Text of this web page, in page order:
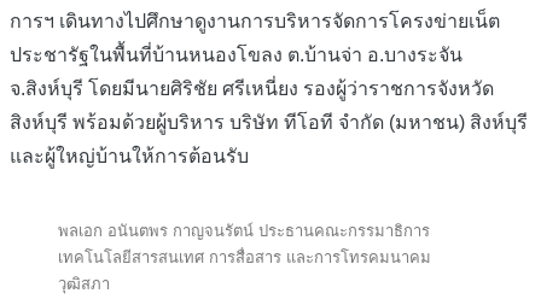
การฯ เดินทางไปศึกษาดูงานการบริหารจัดการโครงข่ายเน็ต
ประชารัฐในพื้นที่บ้านหนองโขลง ต.บ้านจ่า อ.บางระจัน
จ.สิงห์บุรี โดยมีนายศิริชัย ศรีเหนี่ยง รองผู้ว่าราชการจังหวัด
สิงห์บุรี พร้อมด้วยผู้บริหาร บริษัท ทีโอที จำกัด (มหาชน) สิงห์บุรี
และผู้ใหญ่บ้านให้การต้อนรับ
พลเอก อนันตพร กาญจนรัตน์ ประธานคณะกรรมาธิการ
เทคโนโลยีสารสนเทศ การสื่อสาร และการโทรคมนาคม
วุฒิสภา